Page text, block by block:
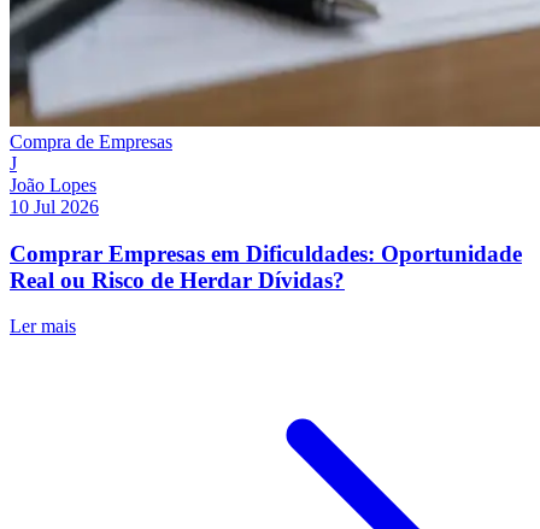
Compra de Empresas
J
João Lopes
10 Jul 2026
Comprar Empresas em Dificuldades: Oportunidade
Real ou Risco de Herdar Dívidas?
Ler mais